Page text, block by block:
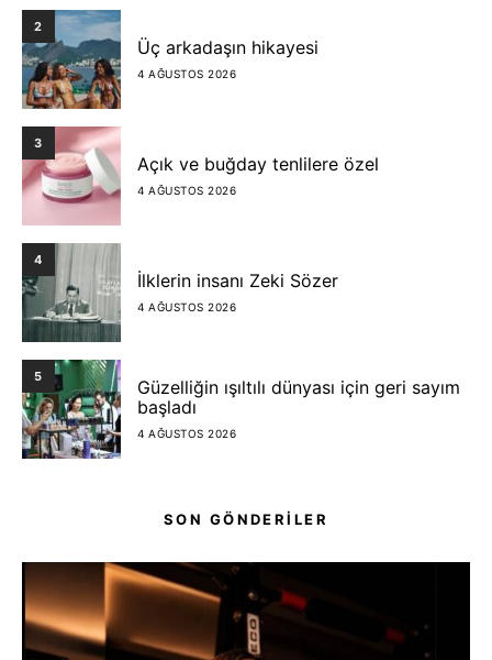
2
Üç arkadaşın hikayesi
4 AĞUSTOS 2026
3
Açık ve buğday tenlilere özel
4 AĞUSTOS 2026
4
İlklerin insanı Zeki Sözer
4 AĞUSTOS 2026
5
Güzelliğin ışıltılı dünyası için geri sayım
başladı
4 AĞUSTOS 2026
SON GÖNDERİLER